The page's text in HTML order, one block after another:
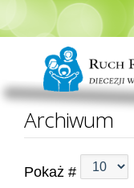
Archiwum
Pokaż #